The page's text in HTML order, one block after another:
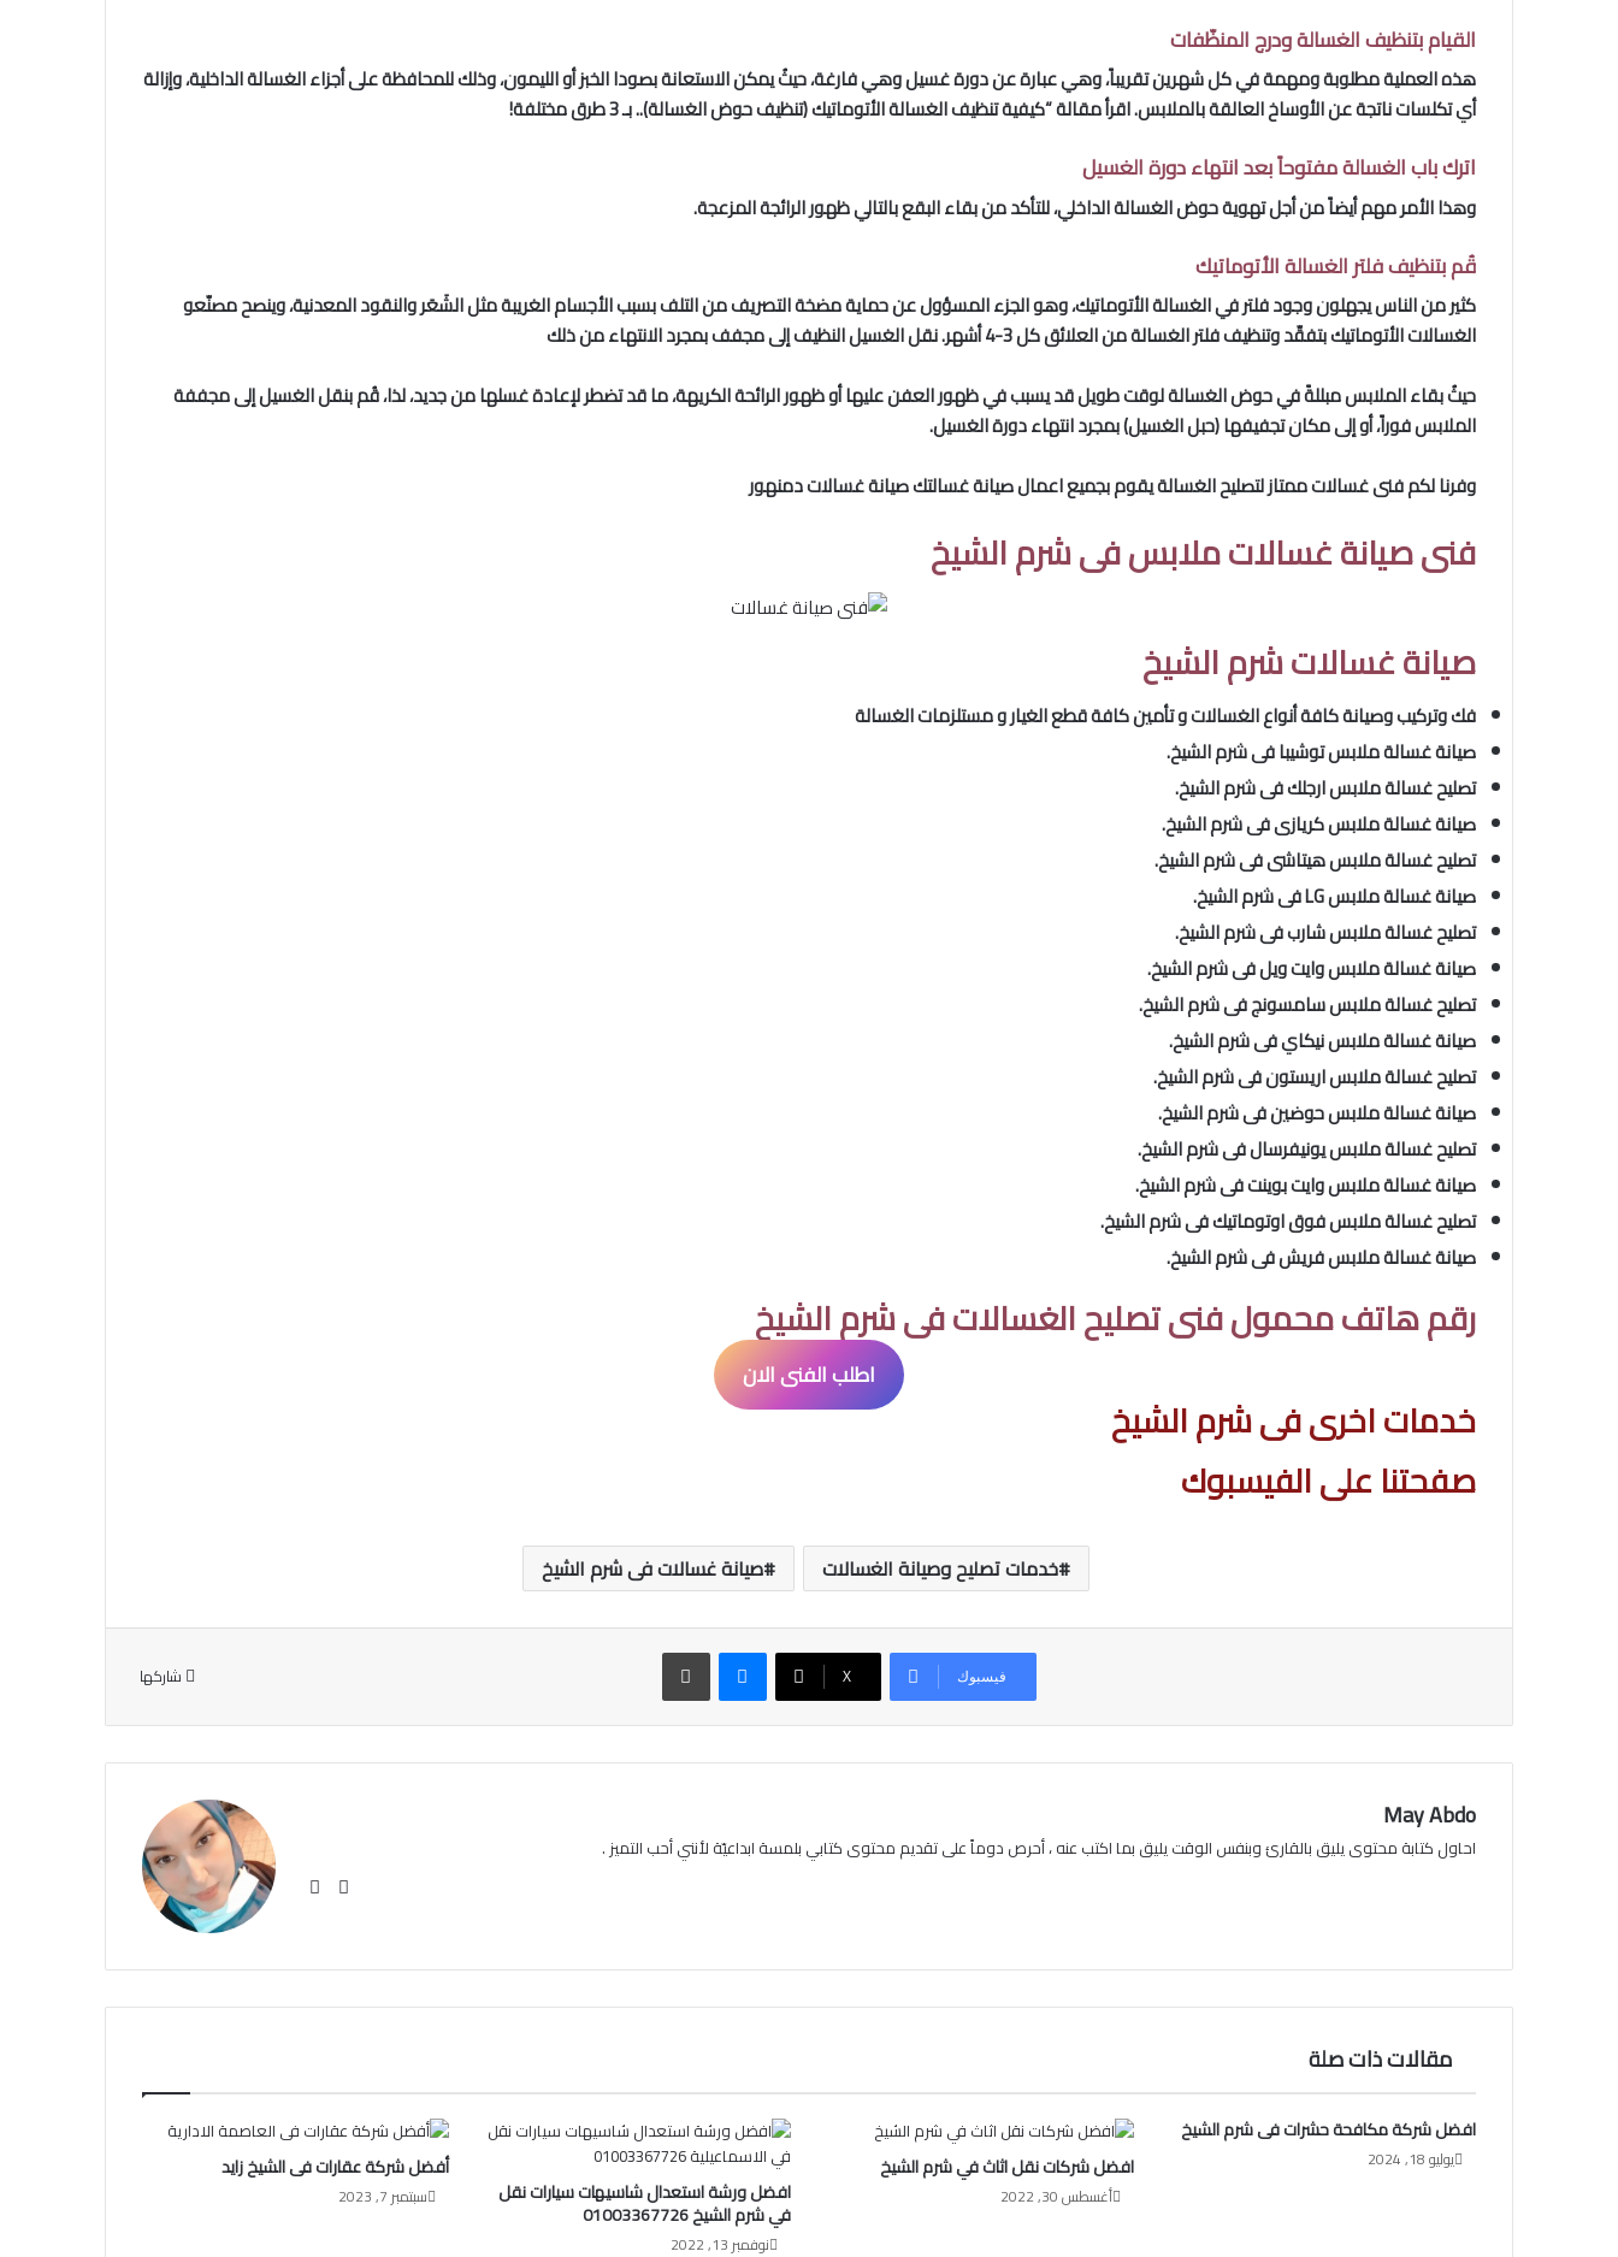
القيام بتنظيف الغسالة ودرج المنظّفات
هذه العملية مطلوبة ومهمة في كل شهرين تقريباً، وهي عبارة عن دورة غسيل وهي فارغة، حيثُ يمكن الاستعانة بصودا الخبز أو الليمون، وذلك للمحافظة على أجزاء الغسالة الداخلية، وإزالة
أي تكلسات ناتجة عن الأوساخ العالقة بالملابس. اقرأ مقالة “كيفية تنظيف الغسالة الأتوماتيك (تنظيف حوض الغسالة).. بـ 3 طرق مختلفة!
اترك باب الغسالة مفتوحاً بعد انتهاء دورة الغسيل
وهذا الأمر مهم أيضاً من أجل تهوية حوض الغسالة الداخلي، للتأكد من بقاء البقع بالتالي ظهور الرائجة المزعجة.
قُم بتنظيف فلتر الغسالة الأتوماتيك
كثير من الناس يجهلون وجود فلتر في الغسالة الأتوماتيك، وهو الجزء المسؤول عن حماية مضخة التصريف من التلف بسبب الأجسام الغريبة مثل الشَعَر والنقود المعدنية، وينصح مصنّعو
الغسالات الأتوماتيك بتفقّد وتنظيف فلتر الغسالة من العلائق كل 3-4 أشهر. نقل الغسيل النظيف إلى مجفف بمجرد الانتهاء من ذلك
حيثُ بقاء الملابس مبللةً في حوض الغسالة لوقت طويل قد يسبب في ظهور العفن عليها أو ظهور الرائحة الكريهة، ما قد تضطر لإعادة غسلها من جديد، لذا، قُم بنقل الغسيل إلى مجففة
الملابس فوراً، أو إلى مكان تجفيفها (حبل الغسيل) بمجرد انتهاء دورة الغسيل.
وفرنا لكم فنى غسالات ممتاز لتصليح الغسالة يقوم بجميع اعمال صيانة غسالتك صيانة غسالات دمنهور
فنى صيانة غسالات ملابس فى شرم الشيخ
صيانة غسالات شرم الشيخ
فك وتركيب وصيانة كافة أنواع الغسالات و تأمين كافة قطع الغيار و مستلزمات الغسالة
صيانة غسالة ملابس توشيبا فى شرم الشيخ.
تصليح غسالة ملابس ارجلك فى شرم الشيخ.
صيانة غسالة ملابس كريازى فى شرم الشيخ.
تصليحغسالة ملابس هيتاشى فى شرم الشيخ.
صيانة غسالة ملابس LG فى شرم الشيخ.
تصليحغسالة ملابس شارب فى شرم الشيخ.
صيانة غسالة ملابس وايت ويل فى شرم الشيخ.
تصليحغسالة ملابس سامسونج فى شرم الشيخ.
صيانة غسالة ملابس نيكاي فى شرم الشيخ.
تصليحغسالة ملابس اريستون فى شرم الشيخ.
صيانة غسالة ملابس حوضين فى شرم الشيخ.
تصليحغسالة ملابس يونيفرسال فى شرم الشيخ.
صيانة غسالة ملابس وايت بوينت فى شرم الشيخ.
تصليحغسالة ملابس فوق اوتوماتيك فى شرم الشيخ.
صيانة غسالة ملابس فريش فى شرم الشيخ.
رقم هاتف محمول فنى تصليح الغسالات فى شرم الشيخ
اطلب الفنى الان
خدمات اخرى فى شرم الشيخ
صفحتنا على الفيسبوك
خدمات تصليح وصيانة الغسالات صيانة غسالات فى شرم الشيخ
شاركها فيسبوك ‫X
ماسنجر طباعة
May Abdo
احاول كتابة محتوى يليق بالقارئ وبنفس الوقت يليق بما اكتب عنه ، أحرص دوماً على تقديم محتوى كتابي بلمسة ابداعيّة لأنني أحب التميز .
مو
ب
في
مقالات ذات صلة
أفضل شركة عقارات فى الشيخ زايد
سبتمبر 7, 2023 افضل ورشة استعدال شاسيهات سيارات نقل
في شرم الشيخ 01003367726
نوفمبر 13, 2022
افضل شركات نقل اثاث في شرم الشيخ
أغسطس 30, 2022
افضل شركة مكافحة حشرات فى شرم الشيخ
يوليو 18, 2024